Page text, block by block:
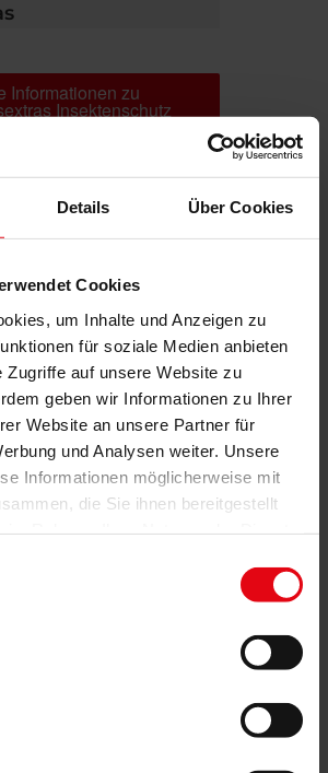
Details Über Cookies
Cookies
um Inhalte und Anzeigen zu
für soziale Medien anbieten
Zugriffe auf unsere Website zu
geben wir Informationen zu Ihrer
Website an unsere Partner für
und Analysen weiter. Unsere
Informationen möglicherweise mit
die Sie ihnen bereitgestellt
Informationen zu
Insektenschutz
auch interessieren